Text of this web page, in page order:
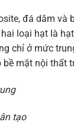
đá dăm và
loại hạt là
chỉ ở mức
mặt nội thất
tạo